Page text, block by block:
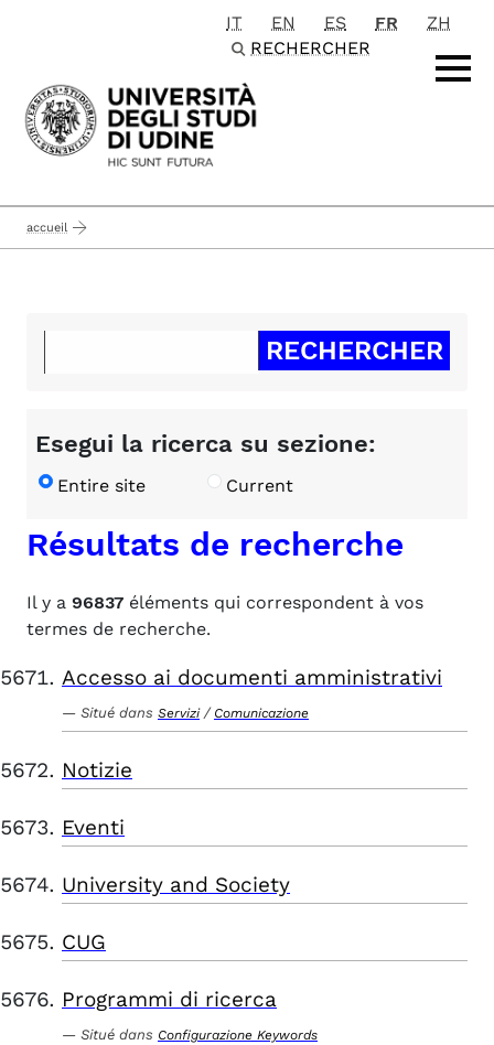
Passa al contenuto principale
IT EN ES FR
ZH
RECHERCHER
accueil
Esegui la ricerca su sezione:
Entire site Current
Résultats de recherche
Il y a 96837 éléments qui correspondent à vos
termes de recherche.
Accesso ai documenti amministrativi
Situé dans Servizi / Comunicazione
Notizie
Eventi
University and Society
CUG
Programmi di ricerca
Situé dans Configurazione Keywords